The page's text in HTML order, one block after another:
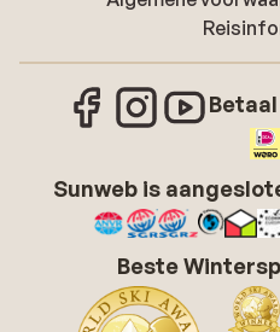
Sunweb is
Beste